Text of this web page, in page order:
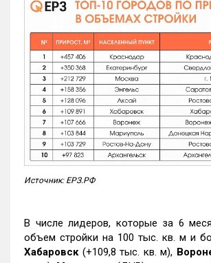
Источник: ЕРЗ.РФ
В числе лидеров, которые за 6
объем стройки на 100 тыс. кв. м и
Хабаровск (+109,8 тыс. кв. м),